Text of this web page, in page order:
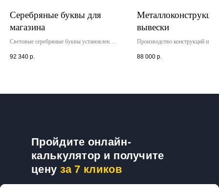
Серебряные буквы для
магазина
Световые серебряные буквы установлены
заготовленному трафарету. Гарантия на
92 340 р.
вывески
Производство конструкций из
Данная конструкция обеспечит
88 000 р.
Пройдите онлайн-
калькулятор и получите
цену за 7 кликов